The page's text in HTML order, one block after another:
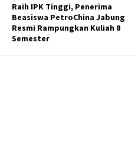
Raih IPK Tinggi, Penerima
Beasiswa PetroChina Jabung
Resmi Rampungkan Kuliah 8
Semester